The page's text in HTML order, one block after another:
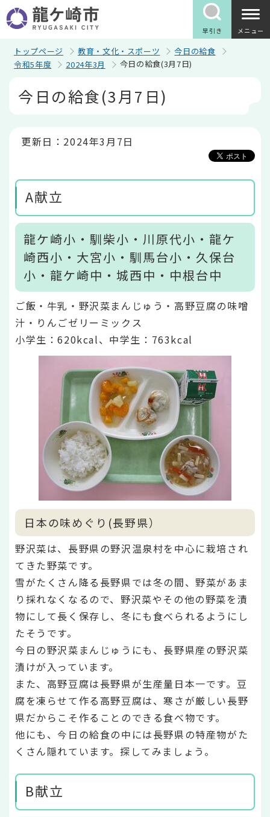
の
ペ
早引き メニュー
トップページ 教育・文化・スポーツ
今日の給食
令和5年度
2024年3月 今日の給食(3月7日)
今日の給食(3月7日)
更新日：2024年3月7日
A献立
龍ケ崎小・馴柴小・川原代小・龍ケ
崎西小・大宮小・馴馬台小・久保台
小・龍ケ崎中・城西中・中根台中
ご飯・牛乳・野沢菜まんじゅう・高野豆腐の味噌
汁・りんごゼリーミックス
小学生：620kcal、中学生：763kcal
日本の味めぐり(長野県）
野沢菜は、長野県の野沢温泉村を中心に栽培され
てきた野菜です。
雪がたくさん降る長野県では冬の間、野菜があま
り採れなくなるので、野沢菜やその他の野菜を漬
物にして長く保存し、冬にも食べられるようにし
たそうです。
今日の野沢菜まんじゅうにも、長野県産の野沢菜
漬けが入っています。
また、高野豆腐は長野県が生産量日本一です。豆
腐を凍らせて作る高野豆腐は、寒さが厳しい長野
県だからこそ作ることのできる食べ物です。
他にも、今日の給食の中には長野県の特産物がた
くさん隠れています。探してみましょう。
B献立